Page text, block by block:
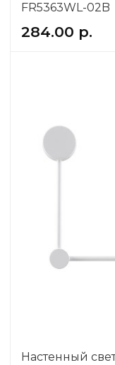
FR5363WL-02B
284.00 р.
Настенный